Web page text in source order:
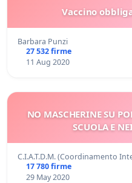
Vaccino
Barbara Punzi
27 532 firme
11 Aug 2020
NO MASCHERINE SU
SCUOLA E
C.I.A.T.D.M. (Coordinamento
17 780 firme
29 May 2020